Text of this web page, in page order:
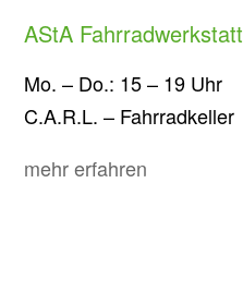
AStA Fahrradwerkstatt
Mo. – Do.: 15 – 19 Uhr
C.A.R.L. – Fahrradkeller
mehr erfahren